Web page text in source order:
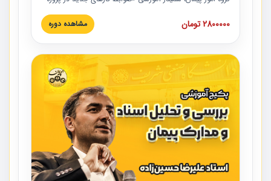
های عمرانی» چالش ها، تخلفات و راه حل ها با نگرش قراردادی
است که در محل سندیکای شرکت های ساختمانی کشور ارائه شد.
مدارک پیمان به همراه تجربیات عملی ارائه شده است.
2800000 تومان مشاهده دوره